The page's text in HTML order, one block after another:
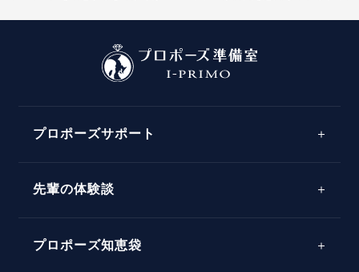
プロポーズサポート
先輩の体験談
プロポーズ知恵袋